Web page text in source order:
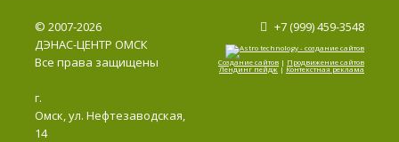
© 2007-2026
ДЭНАС-ЦЕНТР ОМСК
Все права защищены
г.
Омск, ул. Нефтезаводская,
14
+7 (999) 459-3548
Создание сайтов | Продвижение сайтов
Лендинг пейдж| Контекстная реклама